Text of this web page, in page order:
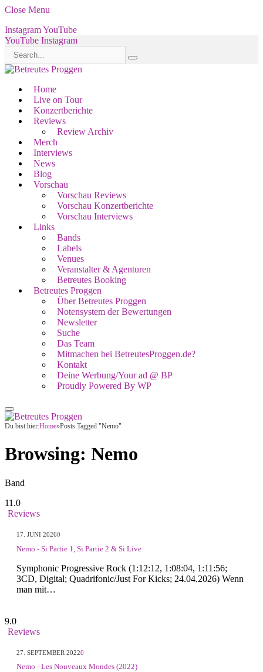
Close Menu
InstagramYouTube
YouTube Instagram
Home
Live on Tour
Konzertberichte
Reviews
Review Archiv
Merch
Interviews
News
Blog
Vorschau
Vorschau Reviews
Vorschau Konzertberichte
Vorschau Interviews
Links
Bands
Labels
Venues
Veranstalter & Agenturen
Betreutes Booking
Betreutes Proggen
Über Betreutes Proggen
Notensystem der Bewertungen
Newsletter
Suche
Das Team
Mitmachen bei BetreutesProggen.de?
Kontakt
Deine Werbung/Your ad @ BP
Proudly Powered By WP
Du bist hier:Home»Posts Tagged "Nemo"
Browsing: Nemo
Band
11.0
Reviews
17. JUNI 20260
Nemo - Si Partie 1, Si Partie 2 & Si Live
Symphonic Progressive Rock (1:12:12, 1:08:04, 1:11:56;
3CD, Digital; Quadrifonic/Just For Kicks; 24.04.2026) Wenn
man mit…
9.0
Reviews
27. SEPTEMBER 20220
Nemo - Les Nouveaux Mondes (2022)